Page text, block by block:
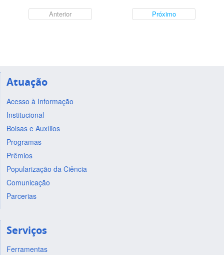
Anterior Próximo
Atuação
Acesso à Informação
Institucional
Bolsas e Auxílios
Programas
Prêmios
Popularização da Ciência
Comunicação
Parcerias
Serviços
Ferramentas